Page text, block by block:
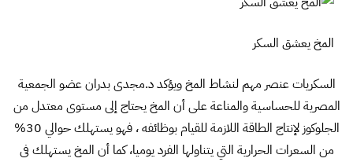
المخ يعشق السكر
السكريات عنصر مهم لنشاط المخ ويؤكد د.مجدى بدران عضو الجمعية
المصرية للحساسية والمناعة على أن المخ يحتاج إلى مستوى معتدل من
الجلوكوز لإنتاج الطاقة اللازمة للقيام بوظائفه ، فهو يستهلك حوالي 30%
من السعرات الحرارية التي يتناولها الفرد يوميا، كما أن المخ يستهلك فى